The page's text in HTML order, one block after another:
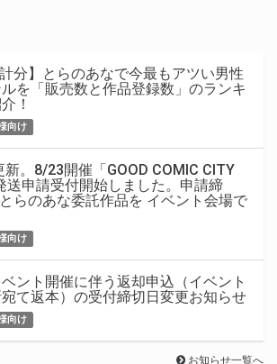
分】とらのあなで今最もアツい男性
を「販売数と作品登録数」のランキ
！
向け
新。8/23開催「GOOD COMIC CITY
送申請受付開始しました。申請締
らのあな委託作品を イベント会場で
向け
ベント開催に伴う返却申込（イベント
て返本）の受付締切日変更お知らせ
向け
お知らせ一覧へ